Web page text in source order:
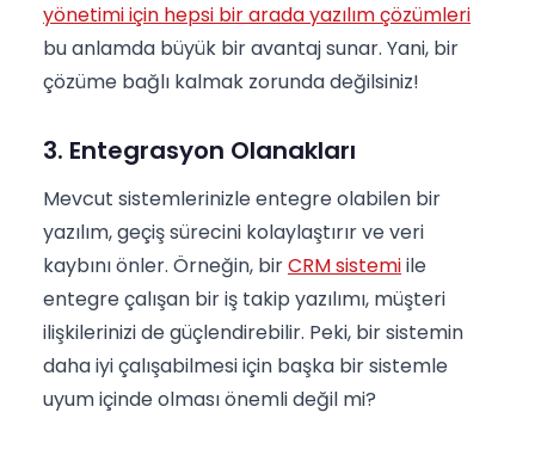
yönetimi için hepsi bir arada yazılım çözümleri
bu anlamda büyük bir avantaj sunar. Yani, bir
çözüme bağlı kalmak zorunda değilsiniz!
3. Entegrasyon Olanakları
Mevcut sistemlerinizle entegre olabilen bir
yazılım, geçiş sürecini kolaylaştırır ve veri
kaybını önler. Örneğin, birCRM sistemiile
entegre çalışan bir iş takip yazılımı, müşteri
ilişkilerinizi de güçlendirebilir. Peki, bir sistemin
daha iyi çalışabilmesi için başka bir sistemle
uyum içinde olması önemli değil mi?